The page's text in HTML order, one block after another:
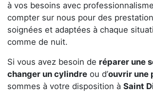
à vos besoins avec
compter sur nous pour des
soignées et adaptées à chaque
comme de nuit.
Si vous avez besoin de réparer une
changer un cylindre ou d’ouvrir une
sommes à votre disposition à Saint